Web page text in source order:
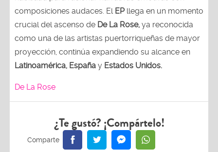
composiciones audaces. El EPllega en un momento
crucial del ascenso de De La Rose, ya reconocida
como una de las artistas puertorriqueñas de mayor
proyección, continúa expandiendo su alcance en
Latinoamérica, España y Estados Unidos.
De La Rose
¿Te gustó? ¡Compártelo!